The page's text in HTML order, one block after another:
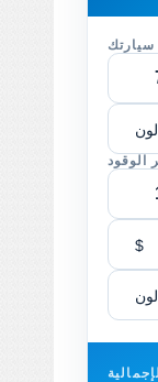
سيارتك
الوقود
$